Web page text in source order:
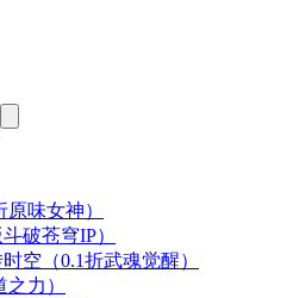
味女神）
破苍穹IP）
空（0.1折武魂觉醒）
力）